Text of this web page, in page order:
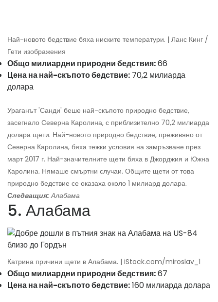
Най-новото бедствие бяха ниските температури. | Ланс Кинг /
Гети изображения
Общо милиардни природни бедствия:66
Цена на най-скъпото бедствие: 70,2 милиарда
долара
Ураганът 'Санди' беше най-скъпото природно бедствие,
засегнало Северна Каролина, с приблизително 70,2 милиарда
долара щети. Най-новото природно бедствие, преживяно от
Северна Каролина, бяха тежки условия на замръзване през
март 2017 г. Най-значителните щети бяха в Джорджия и Южна
Каролина. Нямаше смъртни случаи. Общите щети от това
природно бедствие се оказаха около 1 милиард долара.
Следващия: Алабама
5. Алабама
Катрина причини щети в Алабама. | iStock.com/miroslav_1
Общо милиардни природни бедствия:67
Цена на най-скъпото бедствие:160 милиарда долара